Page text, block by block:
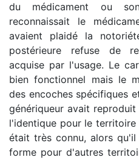
du médicament ou
reconnaissait le
avaient plaidé la
postérieure refuse de
acquise par l'usage. Le
bien fonctionnel mais le
des encoches spécifiques
génériqueur avait
l'identique pour le territoire
était très connu, alors
forme pour d'autres